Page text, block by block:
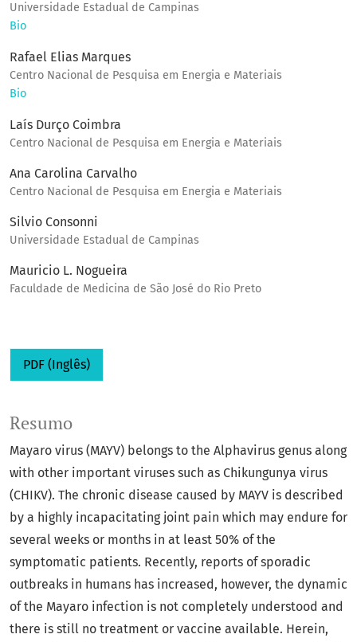
Universidade Estadual de Campinas
Bio
Rafael Elias Marques
Centro Nacional de Pesquisa em Energia e Materiais
Bio
Laís Durço Coimbra
Centro Nacional de Pesquisa em Energia e Materiais
Ana Carolina Carvalho
Centro Nacional de Pesquisa em Energia e Materiais
Silvio Consonni
Universidade Estadual de Campinas
Mauricio L. Nogueira
Faculdade de Medicina de São José do Rio Preto
PDF (Inglês)
Resumo
Mayaro virus (MAYV) belongs to the Alphavirus genus along
with other important viruses such as Chikungunya virus
(CHIKV). The chronic disease caused by MAYV is described
by a highly incapacitating joint pain which may endure for
several weeks or months in at least 50% of the
symptomatic patients. Recently, reports of sporadic
outbreaks in humans has increased, however, the dynamic
of the Mayaro infection is not completely understood and
there is still no treatment or vaccine available. Herein,